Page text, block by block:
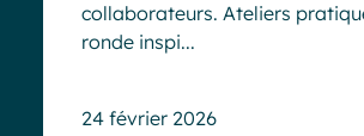
collaborateurs. Ateliers
ronde inspi...
24 février 2026